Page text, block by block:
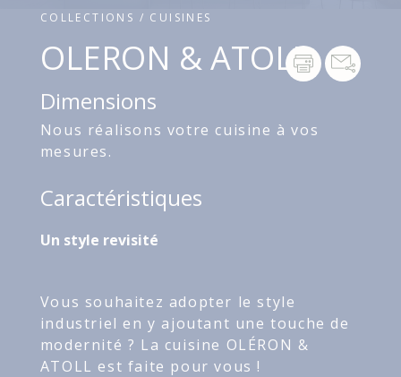
COLLECTIONS / CUISINES
OLERON & ATOLL
Dimensions
Nous réalisons votre cuisine à vos
mesures.
Caractéristiques
Un style revisité
Vous souhaitez adopter le style
industriel en y ajoutant une touche de
modernité ? La cuisine OLÉRON &
ATOLL est faite pour vous !